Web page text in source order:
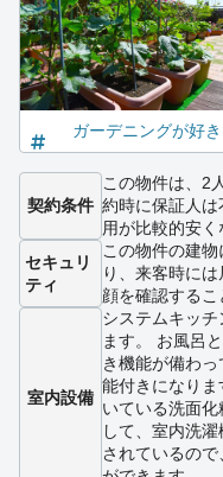
ガーデニングが好き
契約条件
この物件は、2
約時に保証人
用が比較的安く
セキュリ
ティ
この物件の建
り、来客時に
顔を確認するこ
室内設備
システムキッ
ます。 お風呂
き機能が備わ
能付きになり
いている洗面
して、室内洗
されているの